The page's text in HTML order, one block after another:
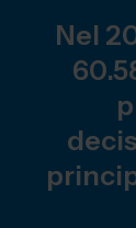
Nel